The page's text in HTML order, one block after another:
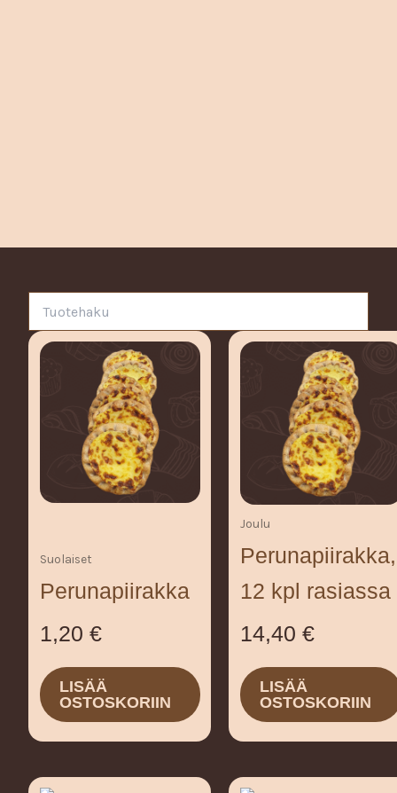
Suolaiset
Perunapiirakka
1,20 €
LISÄÄ
OSTOSKORIIN
Joulu
Perunapiirakka,
12 kpl rasiassa
14,40 €
LISÄÄ
OSTOSKORIIN
Tällä Tällä